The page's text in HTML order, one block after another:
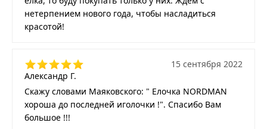
нетерпением нового года, чтобы насладиться
красотой!
Александр Г.
15 сентября 2022
Скажу словами Маяковского: " Елочка NORDMAN
хороша до последней иголочки !". Спасибо Вам
большое !!!